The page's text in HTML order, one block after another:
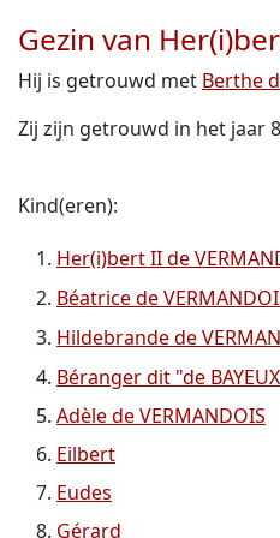
Gezin van
Hij is getrouwd met Berthe
Zij zijn getrouwd in het jaar
Kind(eren):
Her(i)bert II de
Béatrice de
Hildebrande de
Béranger dit "de
Adèle de VERMANDOIS
Eilbert
Eudes
Gérard